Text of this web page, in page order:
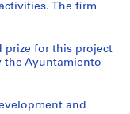
The firm
prize for this project
the Ayuntamiento
and